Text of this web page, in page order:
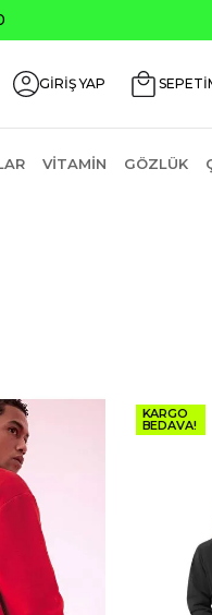
GİRİŞ YAP
VITAMIN GÖZLÜK
KARGO
BEDAVA!